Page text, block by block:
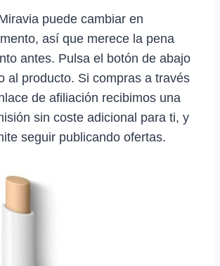
puede cambiar en
así que merece la pena
antes. Pulsa el botón de abajo
al producto. Si compras a través
de afiliación recibimos una
sin coste adicional para ti, y
seguir publicando ofertas.